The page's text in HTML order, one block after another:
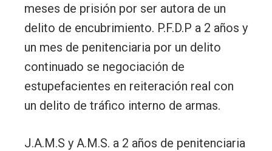
meses de prisión por ser autora de un
delito de encubrimiento. P.F.D.P a 2 años y
un mes de penitenciaria por un delito
continuado se negociación de
estupefacientes en reiteración real con
un delito de tráfico interno de armas.
J.A.M.S y A.M.S. a 2 años de penitenciaria